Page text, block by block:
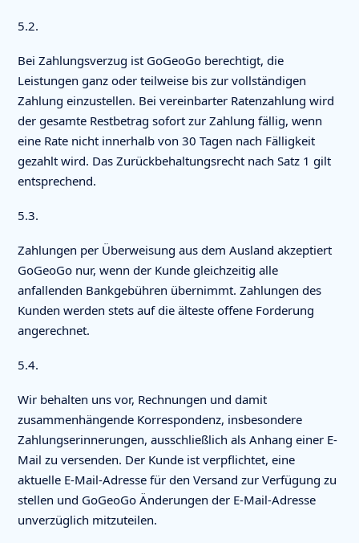
5.2.
Bei Zahlungsverzug ist GoGeoGo berechtigt, die
Leistungen ganz oder teilweise bis zur vollständigen
Zahlung einzustellen. Bei vereinbarter Ratenzahlung wird
der gesamte Restbetrag sofort zur Zahlung fällig, wenn
eine Rate nicht innerhalb von 30 Tagen nach Fälligkeit
gezahlt wird. Das Zurückbehaltungsrecht nach Satz 1 gilt
entsprechend.
5.3.
Zahlungen per Überweisung aus dem Ausland akzeptiert
GoGeoGo nur, wenn der Kunde gleichzeitig alle
anfallenden Bankgebühren übernimmt. Zahlungen des
Kunden werden stets auf die älteste offene Forderung
angerechnet.
5.4.
Wir behalten uns vor, Rechnungen und damit
zusammenhängende Korrespondenz, insbesondere
Zahlungserinnerungen, ausschließlich als Anhang einer E-
Mail zu versenden. Der Kunde ist verpflichtet, eine
aktuelle E-Mail-Adresse für den Versand zur Verfügung zu
stellen und GoGeoGo Änderungen der E-Mail-Adresse
unverzüglich mitzuteilen.